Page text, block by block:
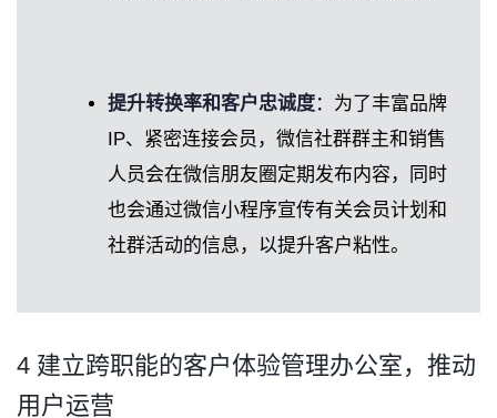
提升转换率和客户忠诚度：为了丰富品牌
IP、紧密连接会员，微信社群群主和销售
人员会在微信朋友圈定期发布内容，同时
也会通过微信小程序宣传有关会员计划和
社群活动的信息，以提升客户粘性。
4 建立跨职能的客户体验管理办公室，推动
用户运营